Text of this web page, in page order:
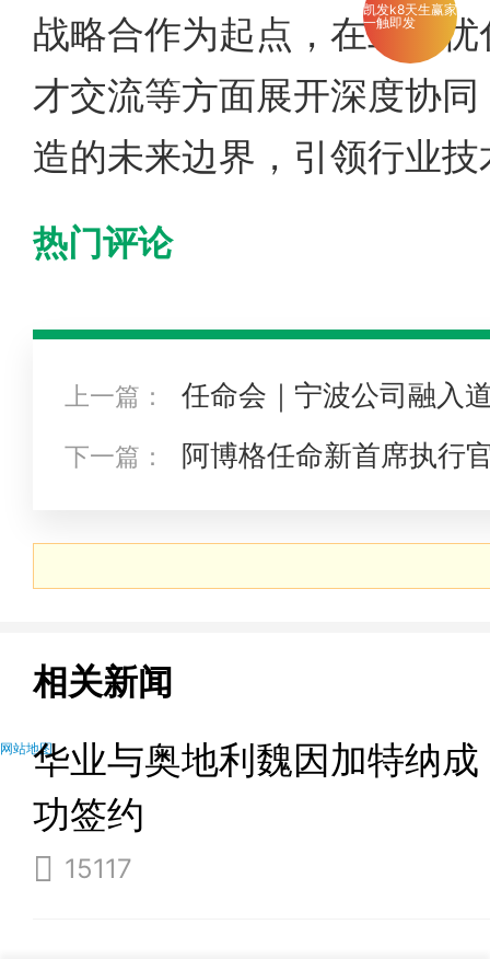
战略合作为起点，在工艺
才交流等方面展开深度协
造的未来边界，引领行业
热门评论
上一篇：
任命会｜宁波公司融入
界一流产品和企业
下一篇： 阿博格任命新首席执行
相关新闻
华业与奥地利魏因加特纳成
功签约
15117
凯发k8天生赢家
一触即发
网站地图